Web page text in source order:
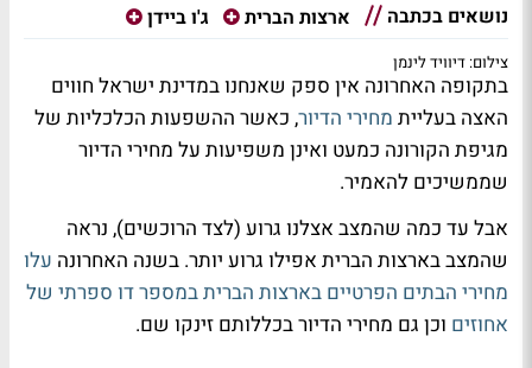
נושאים בכתבה ארצות הברית ג'ו ביידן
צילום: דיוויד לינמן
בתקופה האחרונה אין ספק שאנחנו במדינת ישראל חווים
האצה בעליית מחירי הדיור, כאשר ההשפעות הכלכליות של
מגיפת הקורונה כמעט ואינן משפיעות על מחירי הדיור
שממשיכים להאמיר.
אבל עד כמה שהמצב אצלנו גרוע (לצד הרוכשים), נראה
שהמצב בארצות הברית אפילו גרוע יותר. בשנה האחרונה עלו
מחירי הבתים הפרטיים בארצות הברית במספר דו ספרתי של
אחוזים וכן גם מחירי הדיור בכללותם זינקו שם.